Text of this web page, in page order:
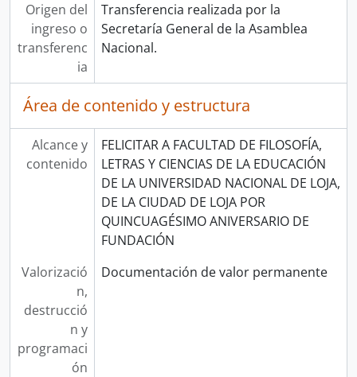
Origen del
ingreso o
transferenc
ia
Transferencia realizada por la
Secretaría General de la Asamblea
Nacional.
Área de contenido y estructura
Alcance y
contenido
FELICITAR A FACULTAD DE FILOSOFÍA,
LETRAS Y CIENCIAS DE LA EDUCACIÓN
DE LA UNIVERSIDAD NACIONAL DE LOJA,
DE LA CIUDAD DE LOJA POR
QUINCUAGÉSIMO ANIVERSARIO DE
FUNDACIÓN
Valorizació
n,
destrucció
n y
programaci
ón
Documentación de valor permanente